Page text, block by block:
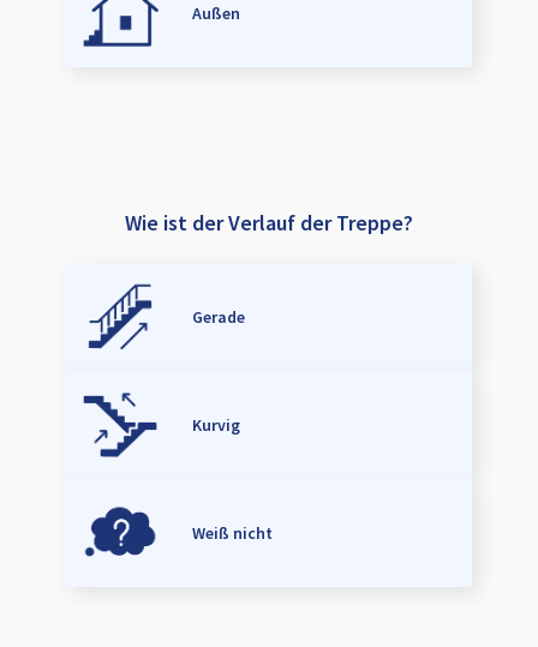
Außen
Wie ist der Verlauf der Treppe?
Gerade
Kurvig
Weiß nicht